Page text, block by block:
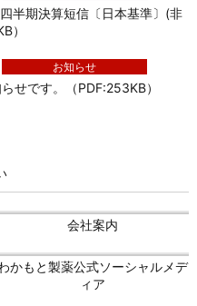
半期決算短信〔日本基準〕(非
）
お知らせ
せです。（PDF:253KB）
会社案内
かもと製薬公式ソーシャルメデ
ィア